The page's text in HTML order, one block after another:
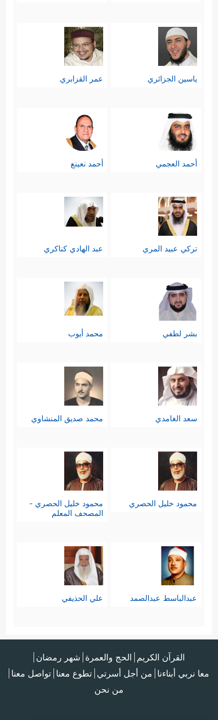
ياسين الجزائري عمر القزابري
أحمد العجمي أحمد نعينع
تركي عبيد المري عبد الهادي كناكري
بشر لطفي محمد أيوب
سعد الغامدي محمد صديق المنشاوي
محمود خليل الحصري
محمود خليل الحصري -
المصحف المعلم
عبدالباسط عبدالصمد علي الحذيفي
القرآن الكريم الحج والعمرة شهر رمضان
معا نربي أبناءنا من أجل أسرتي تطوع معنا تواصل معنا
من نحن